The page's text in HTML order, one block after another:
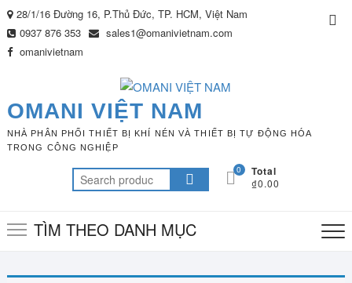
Skip
to
content
28/1/16 Đường 16, P.Thủ Đức, TP. HCM, Việt Nam
0937 876 353
sales1@omanivietnam.com
omanivietnam
OMANI VIỆT NAM
NHÀ PHÂN PHỐI THIẾT BỊ KHÍ NÉN VÀ THIẾT BỊ TỰ ĐỘNG HÓA
TRONG CÔNG NGHIỆP
Search
for:
0 Total
₫0.00
TÌM THEO DANH MỤC